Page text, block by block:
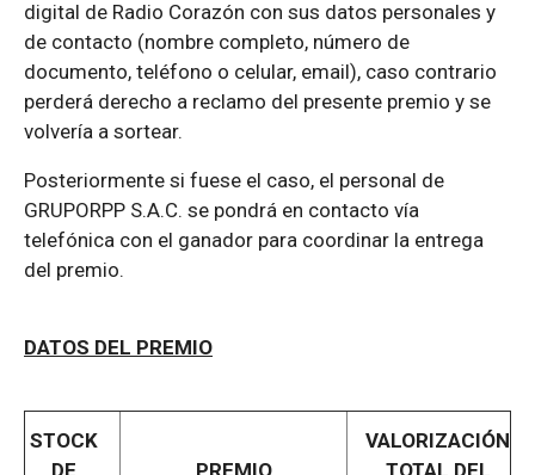
digital de Radio Corazón con sus datos personales y
de contacto (nombre completo, número de
documento, teléfono o celular, email), caso contrario
perderá derecho a reclamo del presente premio y se
volvería a sortear.
Posteriormente si fuese el caso, el personal de
GRUPORPP S.A.C. se pondrá en contacto vía
telefónica con el ganador para coordinar la entrega
del premio.
DATOS DEL PREMIO
STOCK
VALORIZACIÓN